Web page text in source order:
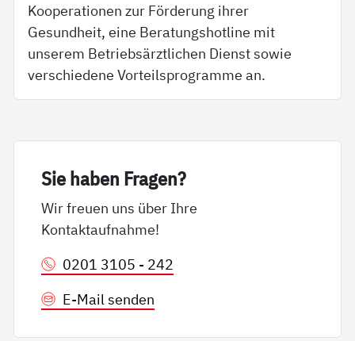
Kooperationen zur Förderung ihrer
Gesundheit, eine Beratungshotline mit
unserem Betriebsärztlichen Dienst sowie
verschiedene Vorteilsprogramme an.
Sie ha­ben Fra­gen?
Wir freuen uns über Ihre
Kontaktaufnahme!
0201 3105 - 242
E-Mail senden